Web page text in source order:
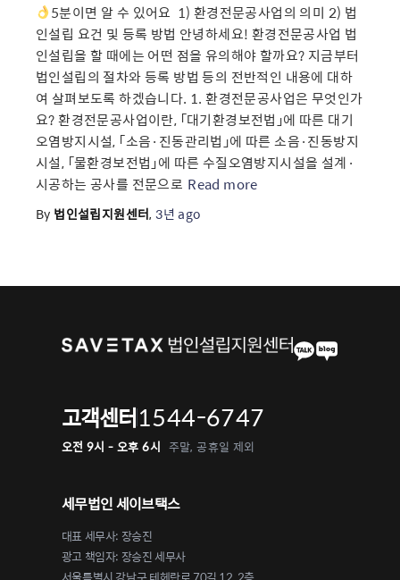
5분이면 알 수 있어요 ​ 1) 환경전문공사업의 의미 2) 법
인설립 요건 및 등록 방법 안녕하세요! 환경전문공사업 법
인설립을 할 때에는 어떤 점을 유의해야 할까요? 지금부터
법인설립의 절차와 등록 방법 등의 전반적인 내용에 대하
여 살펴보도록 하겠습니다. 1. 환경전문공사업은 무엇인가
요? 환경전문공사업이란, 「대기환경보전법」에 따른 대기
오염방지시설, 「소음·진동관리법」에 따른 소음·진동방지
시설, 「물환경보전법」에 따른 수질오염방지시설을 설계·
시공하는 공사를 전문으로 Read more
By 법인설립지원센터,3년 ago
고객센터1544-6747
오전 9시 - 오후 6시 주말, 공휴일 제외
세무법인 세이브택스
대표 세무사: 장승진
광고 책임자: 장승진 세무사